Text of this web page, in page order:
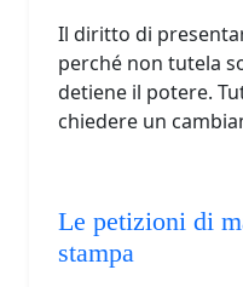
Il diritto di
perché non tutela
detiene il potere.
chiedere un
Le petizioni di
stampa